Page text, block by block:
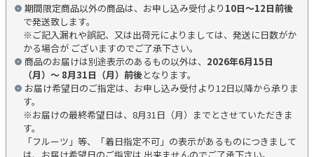
期間限定商品以外の商品は、お申し込み受付より 10日～12日前後
で発送致します。
※ご記入漏れや誤記、又は出荷元によりましては、発送に日数がか
かる場合が ございますのでご了承下さい。
商品のお届けは別途表示のあるもの以外は、 2026年6月15日
（月）～ 8月31日（月）前後となります。
お届け希望日のご指定は、お申し込み受付より12日以降から承りま
す。
※お届けの最終希望日は、8月31日（月）までとさせていただきま
す。
「フルーツ」等、「着日指定不可」の表示があるものにつきまして